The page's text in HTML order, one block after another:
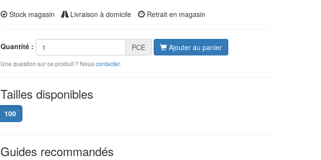
Stock magasin Livraison à domicile Retrait en magasin
Quantité : PCE Ajouter au panier
Une question sur ce produit ? Nouscontacter.
Tailles disponibles
100
Guides recommandés